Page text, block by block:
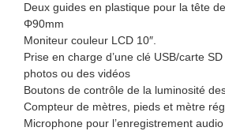
Deux guides en plastique pour la tête
Φ90mm
Moniteur couleur LCD 10″.
Prise en charge d’une clé USB/carte
photos ou des vidéos
Boutons de contrôle de la luminosité
Compteur de mètres, pieds et mètre
Microphone pour l’enregistrement audio